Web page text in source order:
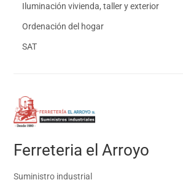
Iluminación vivienda, taller y exterior
Ordenación del hogar
SAT
Ferreteria el Arroyo
Suministro industrial